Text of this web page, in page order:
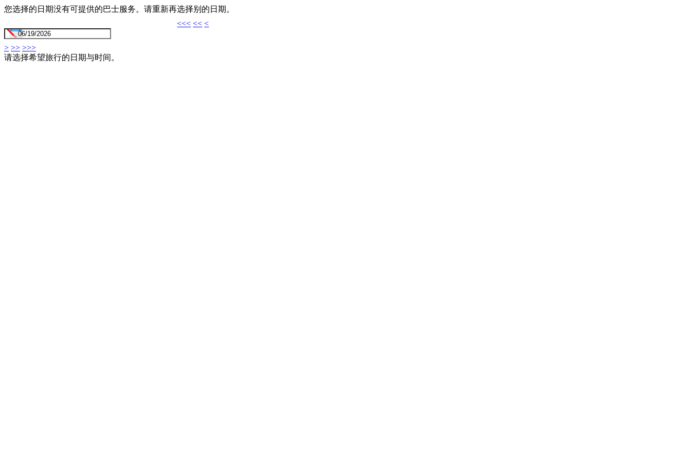
您选择的日期没有可提供的巴士服务。请重新再选择别的日期。
<<< << <
> >> >>>
请选择希望旅行的日期与时间。